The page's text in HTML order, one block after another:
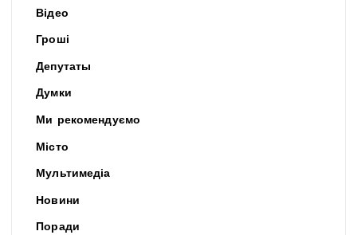
Відео
Гроші
Депутаты
Думки
Ми рекомендуємо
Місто
Мультимедіа
Новини
Поради